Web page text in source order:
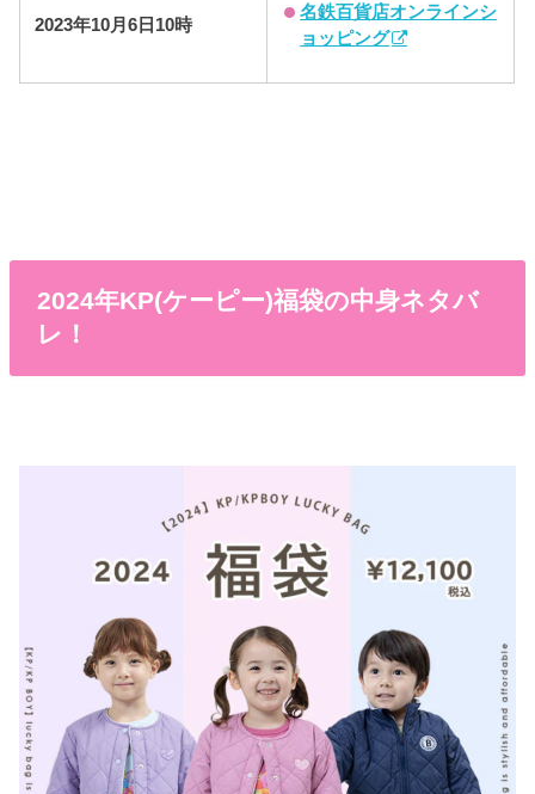
2023年10月6日10時
名鉄百貨店オンラインシ
ョッピング
2024年KP(ケーピー)福袋の中身ネタバ
レ！